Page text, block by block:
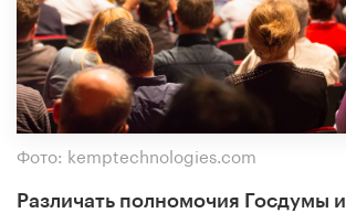
Фото: kemptechnologies.com
Различать полномочия Госдумы и